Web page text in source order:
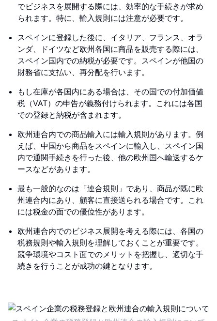
でビジネスを展開する際には、効率的な手続きが求め
られます。特に、輸入規則には注意が必要です。
スペインに登録した後に、イタリア、フランス、オラ
ンダ、ドイツなど欧州各国に商品を販売する際には、
スペイン国内での納税が必要です。スペインが他国の
財務省に支払い、再分配を行います。
もし在庫が各国内にある場合は、その国での付加価値
税（VAT）の申告が義務付けられます。これには各国
での登録と納税が含まれます。
欧州連合内での商品輸入には輸入規則があります。例
えば、中国から商品をスペインに輸入し、スペイン国
内で通関手続きを行った後、他の欧州国へ輸送するケ
ースなどがあります。
最も一般的なのは「連合規則」であり、商品が既に欧
州連合内にあり、顧客に直接送られる場合です。これ
には税金の面での優位性があります。
欧州連合内でのビジネス展開を考える際には、各国の
税務規則や輸入規則を理解しておくことが重要です。
競争環境やコスト面でのメリットを把握し、適切な手
続きを行うことが成功の鍵となります。